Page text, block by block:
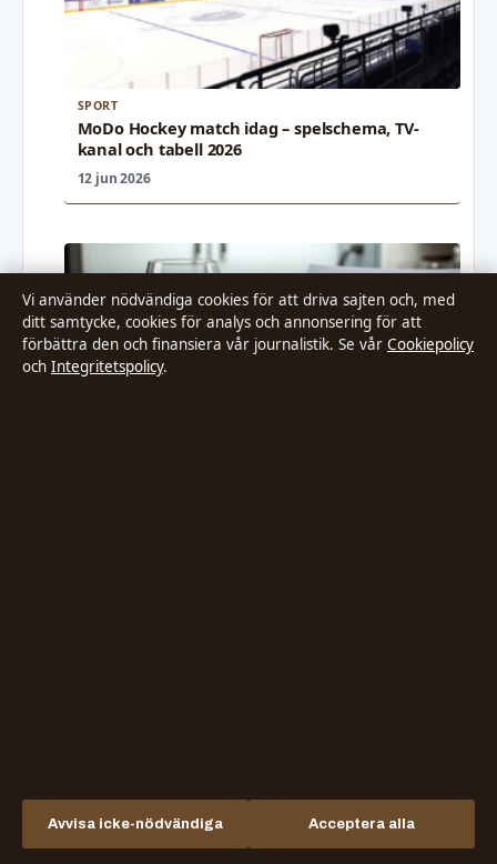
SPORT
MoDo Hockey match idag – spelschema, TV-
kanal och tabell 2026
12 jun 2026
Vi använder nödvändiga cookies för att driva sajten och, med
ditt samtycke, cookies för analys och annonsering för att
förbättra den och finansiera vår journalistik. Se vår Cookiepolicy
och Integritetspolicy.
Avvisa icke-nödvändiga Acceptera alla